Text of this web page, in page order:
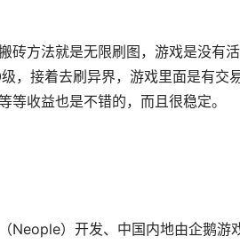
砖方法就是无限刷图，游戏是没有
，接着去刷异界，游戏里面是有交
等收益也是不错的，而且很稳定。
Neople）开发、中国内地由企鹅